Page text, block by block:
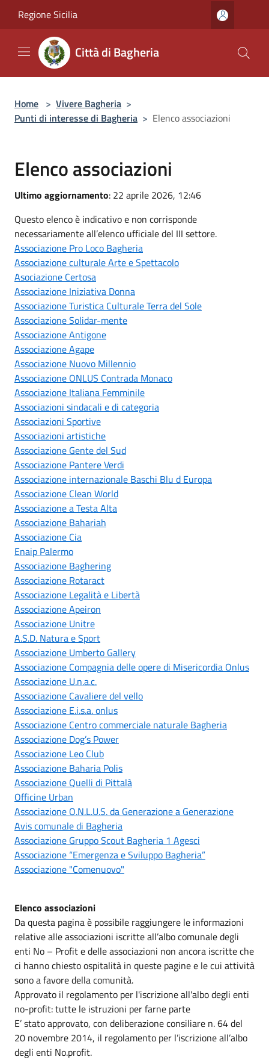
Regione Sicilia
Città di Bagheria
Home > Vivere Bagheria >
Punti di interesse di Bagheria > Elenco associazioni
Elenco associazioni
Ultimo aggiornamento: 22 aprile 2026, 12:46
Questo elenco è indicativo e non corrisponde
necessariamente all’elenco ufficiale del III settore.
Associazione Pro Loco Bagheria
Associazione culturale Arte e Spettacolo
Asociazione Certosa
Associazione Iniziativa Donna
Associazione Turistica Culturale Terra del Sole
Associazione Solidar-mente
Associazione Antigone
Associazione Agape
Associazione Nuovo Millennio
Associazione ONLUS Contrada Monaco
Associazione Italiana Femminile
Associazioni sindacali e di categoria
Associazioni Sportive
Associazioni artistiche
Associazione Gente del Sud
Associazione Pantere Verdi
Associazione internazionale Baschi Blu d Europa
Associazione Clean World
Associazione a Testa Alta
Associazione Bahariah
Associazione Cia
Enaip Palermo
Associazione Baghering
Associazione Rotaract
Associazione Legalità e Libertà
Associazione Apeiron
Associazione Unitre
A.S.D. Natura e Sport
Associazione Umberto Gallery
Associazione Compagnia delle opere di Misericordia Onlus
Associazione U.n.a.c.
Associazione Cavaliere del vello
Associazione E.i.s.a. onlus
Associazione Centro commerciale naturale Bagheria
Associazione Dog’s Power
Associazione Leo Club
Associazione Baharia Polis
Associazione Quelli di Pittalà
Officine Urban
Associazione O.N.L.U.S. da Generazione a Generazione
Avis comunale di Bagheria
Associazione Gruppo Scout Bagheria 1 Agesci
Associazione “Emergenza e Sviluppo Bagheria”
Associazione "Comenuovo"
Elenco associazioni
Da questa pagina è possibile raggiungere le informazioni
relative alle associazioni iscritte all’albo comunale degli
enti No – Profit e delle associazioni non ancora iscritte che
ci hanno chiesto ospitalità in queste pagine e le cui attività
sono a favore della comunità.
Approvato il regolamento per l'iscrizione all'albo degli enti
no-profit: tutte le istruzioni per farne parte
E’ stato approvato, con deliberazione consiliare n. 64 del
20 novembre 2014, il regolamento per l’iscrizione all’albo
degli enti No.profit.